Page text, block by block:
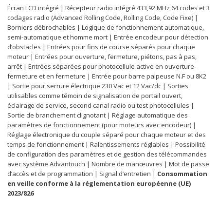
Écran LCD intégré | Récepteur radio intégré 433,92 MHz 64 codes et 3
codages radio (Advanced Rolling Code, Rolling Code, Code Fixe) |
Borniers débrochables | Logique de fonctionnement automatique,
semi-automatique et homme mort | Entrée encodeur pour détection
d’obstacles | Entrées pour fins de course séparés pour chaque
moteur | Entrées pour ouverture, fermeture, piétons, pas à pas,
arrêt | Entrées séparées pour photocellule active en ouverture-
fermeture et en fermeture | Entrée pour barre palpeuse N.F ou 8K2
| Sortie pour serrure électrique 230 Vac et 12 Vac/dc | Sorties
utilisables comme témoin de signalisation de portail ouvert,
éclairage de service, second canal radio ou test photocellules |
Sortie de branchement clignotant | Réglage automatique des
paramètres de fonctionnement (pour moteurs avec encodeur) |
Réglage électronique du couple séparé pour chaque moteur et des
temps de fonctionnement | Ralentissements réglables | Possibilité
de configuration des paramètres et de gestion des télécommandes
avec système Advantouch | Nombre de manœuvres | Mot de passe
d’accès et de programmation | Signal d’entretien | Consommation
en veille conforme à la réglementation européenne (UE)
2023/826